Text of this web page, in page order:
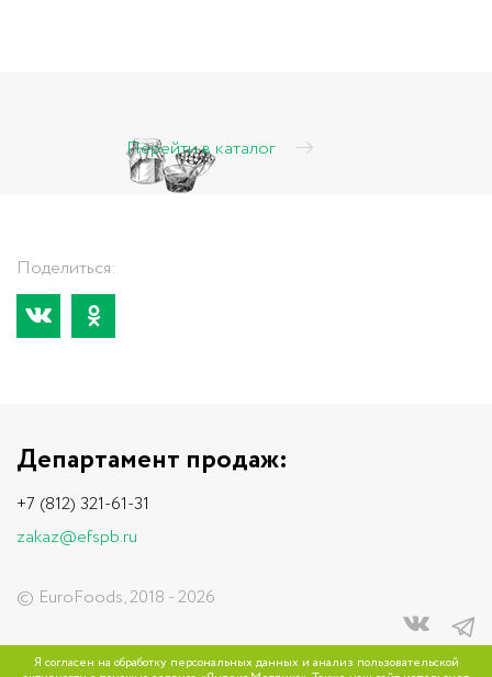
Перейти в каталог
Поделиться:
© EuroFoods, 2018 - 2026
Департамент продаж:
+7 (812) 321-61-31
zakaz@efspb.ru
Сайт разработанв компании Улей
Я согласен на обработку персональных данных и анализ пользовательской